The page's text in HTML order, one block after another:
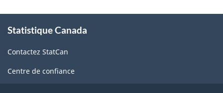
propos
ce
site
Statistique Canada
Contactez StatCan
Centre de confiance